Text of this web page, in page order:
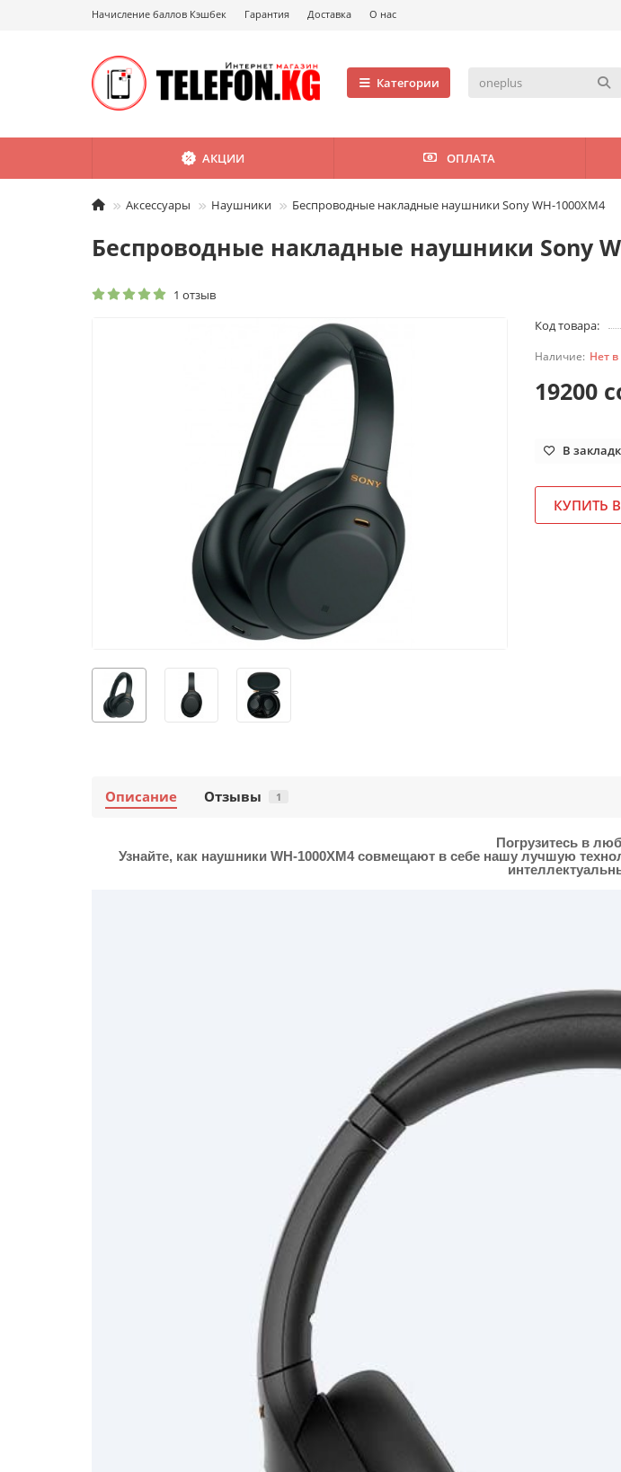
Начисление баллов Кэшбек Гарантия Доставка О нас
Категории
АКЦИИ ОПЛАТА
Аксессуары Наушники Беспроводные накладные наушники Sony WH-1000XM4
Беспроводные накладные наушники Sony
1 отзыв
Код товара:
Нет
19200
В
КУПИТЬ
Описание Отзывы 1
Погрузитесь в
Узнайте, как наушники WH-1000XM4 совмещают в себе нашу лучшую